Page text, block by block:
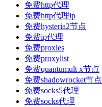
免费http代理
免费http代理ip
免费hysteria2节点
免费ip代理
免费proxies
免费proxylist
免费quantumult x节点
免费shadowrocket节点
免费socks5代理
免费socks代理